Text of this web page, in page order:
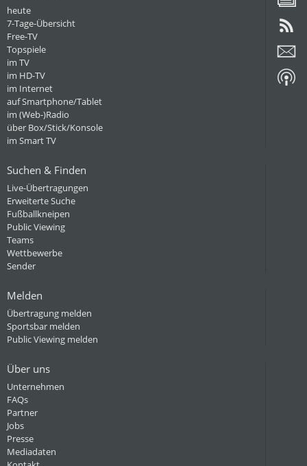
heute
7-Tage-Übersicht
Free-TV
Topspiele
im TV
im HD-TV
im Internet
auf Smartphone/Tablet
im (Web-)Radio
über Box/Stick/Konsole
im Smart TV
Suchen & Finden
Live-Übertragungen
Erweiterte Suche
Fußballkneipen
Public Viewing
Teams
Wettbewerbe
Sender
Melden
Übertragung melden
Sportsbar melden
Public Viewing melden
Über uns
Unternehmen
FAQs
Partner
Jobs
Presse
Mediadaten